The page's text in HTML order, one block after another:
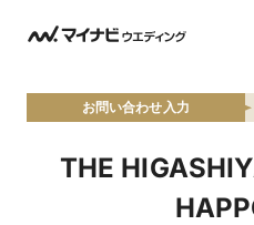
お問い合わせ入力
THE